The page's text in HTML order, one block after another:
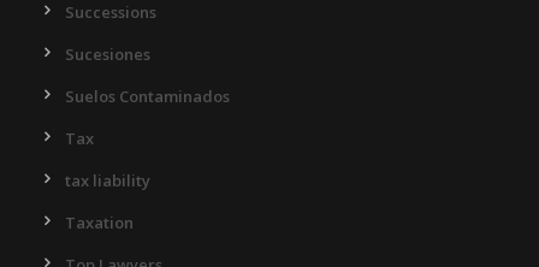
Successions
Sucesiones
Suelos Contaminados
Tax
tax liability
Taxation